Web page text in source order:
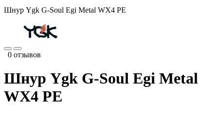
Шнур Ygk G-Soul Egi Metal WX4 PE
0 отзывов
Шнур Ygk G-Soul Egi Metal
WX4 PE